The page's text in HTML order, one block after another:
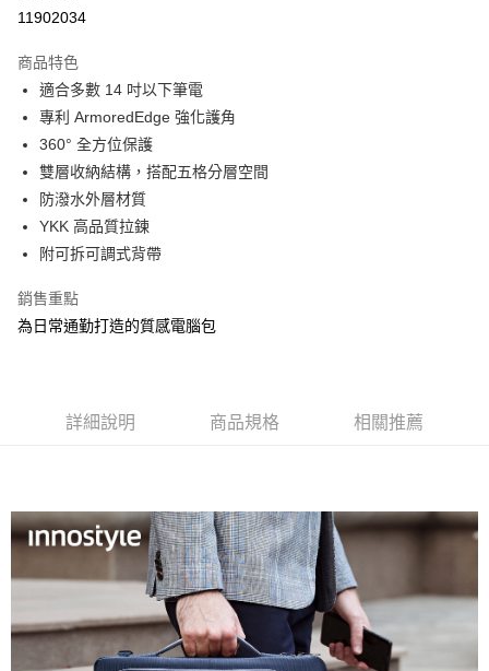
2.付款方式選擇「大哥付你分期」，訂單成立後會自動跳轉到大哥付的交易
3.實際核准額度、可分期數及費用金額請依後續交易確認頁面所載為準。
4.訂單成立30分鐘內，如未前往確認交易或遇審核未通過，訂單將自動取
消。如遇「轉專審核」未通過狀況，表示未達大哥付你分期系統評分，恕無
法說明評估內容。
【繳款方式說明】
1.分期款項不併入電信帳單，「大哥付你分期」於每月結算日後寄送繳費提
2.透過簡訊連結打開帳單後，可選擇「超商條碼／台灣大直營門市／銀行轉
帳／街口支付／iPASS MONEY」等通路繳費。
【注意事項】
用戶於交易時，得透過本服務購買商品或服務，並由商店將買賣／分期付款
買賣價金債權讓與本公司後，依約使用本公司帳單繳交帳款。
貨到付款
運送方式
宅配物流
每筆NT$80，滿NT$490(含以上)免運費
每筆NT$100，滿NT$1,500(含以上)免運費
付款後門市自取
貨到付款
11902034
商品特色
適合多數 14 吋以下筆電
專利 ArmoredEdge 強化護角
360° 全方位保護
雙層收納結構，搭配五格分層空間
防潑水外層材質
YKK 高品質拉鍊
附可拆可調式背帶
銷售重點
為日常通勤打造的質感電腦包
詳細說明 商品規格 相關推薦